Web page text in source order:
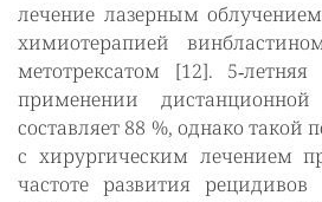
лечение лазерным
химиотерапией
метотрексатом [12].
применении
составляет 88 %, однако такой
с хирургическим лечением
частоте развития